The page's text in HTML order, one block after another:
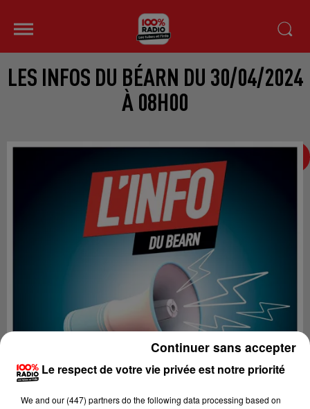
LES INFOS DU BÉARN DU 30/04/2024
À 08H00
Le respect de votre vie privée est notre priorité
We and our (447) partnersdo the following data processing based on
Continuer sans accepter